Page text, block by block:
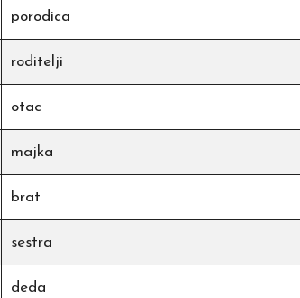
porodica
roditelji
otac
majka
brat
sestra
deda